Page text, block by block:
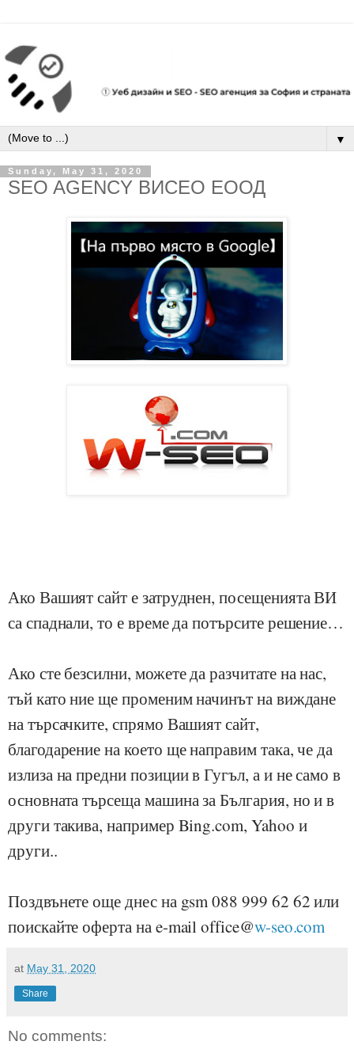
▼
Sunday, May 31, 2020
SEO AGENCY ВИСЕО ЕООД
Ако Вашият сайт е затруднен, посещенията ВИ
са спаднали, то е време да потърсите решение…
Ако сте безсилни, можете да разчитате на нас,
тъй като ние ще променим начинът на виждане
на търсачките, спрямо Вашият сайт,
благодарение на което ще направим така, че да
излиза на предни позиции в Гугъл, а и не само в
основната търсеща машина за България, но и в
други такива, например Bing.com, Yahoo и
други..
Поздвънете още днес на gsm 088 999 62 62 или
поискайте оферта на e-mail office@w-seo.com
at May 31, 2020
Share
No comments: